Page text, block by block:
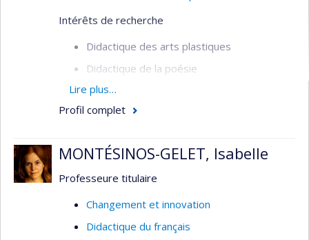
Intérêts de recherche
Didactique des arts plastiques
Didactique de la poésie
Les artistes et les auteurs en milieu
scolaire
La réflexion artistique dans une démarche
Lire plus…
Profil complet
MONTÉSINOS-GELET, Isabelle
Professeure titulaire
Changement et innovation
Didactique du français